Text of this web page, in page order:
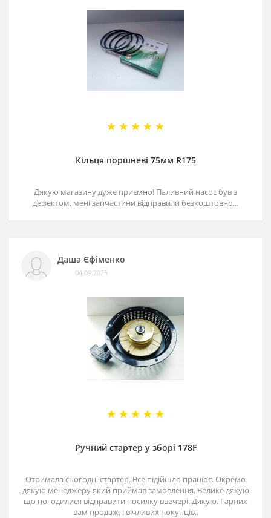
Кільця поршневі 75мм R175
Дякую магазину дуже приємно! Паливний насос був з
дефектом, мені запчастини відправили безкоштовно...
Даша Єфіменко
04.09.2025
Ручний стартер у зборі 178F
Отримала сьогодні стартер. Все підійшло працює. Окремо
дякую менеджеру який приймав замовлення, Велике дякую
що погодилися відправити посилку ввечері. Дякую. Гарних
вам продаж, і вічливих покупців..